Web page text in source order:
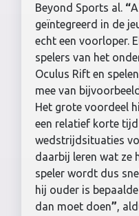
Beyond Sports al. “
geïntegreerd in de
echt een voorloper.
spelers van het
Oculus Rift en
mee van
Het grote voordeel
een relatief korte tijd
wedstrijdsituaties
daarbij leren wat ze
speler wordt dus
hij ouder is
dan moet doen” ,